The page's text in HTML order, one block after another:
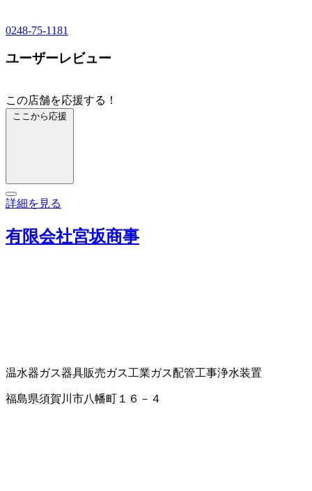
0248-75-1181
ユーザーレビュー
この店舗を応援する！
ここから応援
詳細を見る
有限会社宮坂商事
温水器ガス器具販売ガス工業ガス配管工事浄水装置
福島県須賀川市八幡町１６－４